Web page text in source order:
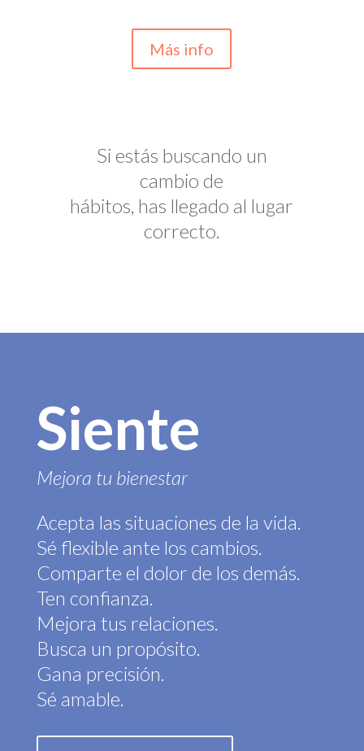
Más info
Si estás buscando un
cambio de
hábitos, has llegado al lugar
correcto.
Siente
Mejora tu bienestar
Acepta las situaciones de la vida.
Sé flexible ante los cambios.
Comparte el dolor de los demás.
Ten confianza.
Mejora tus relaciones.
Busca un propósito.
Gana precisión.
Sé amable.